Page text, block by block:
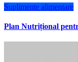
Suplimente alimentare
Plan Nutrițional